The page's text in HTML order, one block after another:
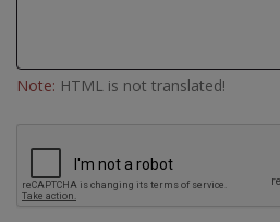
Note: HTML is not translated!